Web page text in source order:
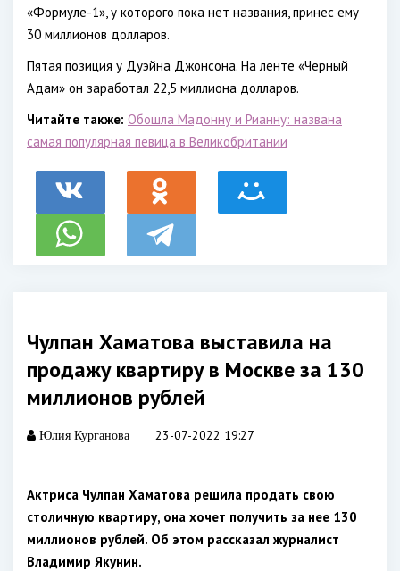
«Формуле-1», у которого пока нет названия, принес ему
30 миллионов долларов.
Пятая позиция у Дуэйна Джонсона. На ленте «Черный
Адам» он заработал 22,5 миллиона долларов.
Читайте также: Обошла Мадонну и Рианну: названа
самая популярная певица в Великобритании
Чулпан Хаматова выставила на
продажу квартиру в Москве за 130
миллионов рублей
Юлия Курганова 23-07-2022 19:27
Актриса Чулпан Хаматова решила продать свою
столичную квартиру, она хочет получить за нее 130
миллионов рублей. Об этом рассказал журналист
Владимир Якунин.